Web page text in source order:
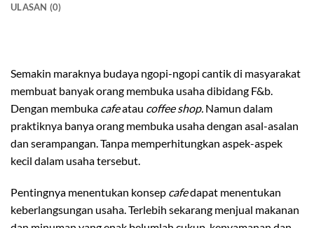
ULASAN (0)
Semakin maraknya budaya ngopi-ngopi cantik di masyarakat
membuat banyak orang membuka usaha dibidang F&b.
Dengan membuka cafeatau coffee shop. Namun dalam
praktiknya banya orang membuka usaha dengan asal-asalan
dan serampangan. Tanpa memperhitungkan aspek-aspek
kecil dalam usaha tersebut.
Pentingnya menentukan konsep cafedapat menentukan
keberlangsungan usaha. Terlebih sekarang menjual makanan